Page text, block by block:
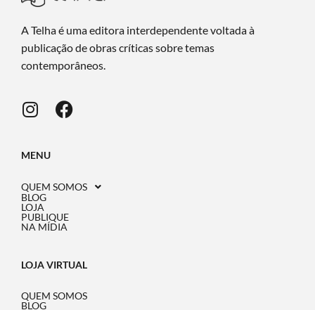
A Telha é uma editora interdependente voltada à
publicação de obras críticas sobre temas
contemporâneos.
MENU
QUEM SOMOS
BLOG
LOJA
PUBLIQUE
NA MÍDIA
LOJA VIRTUAL
QUEM SOMOS
BLOG